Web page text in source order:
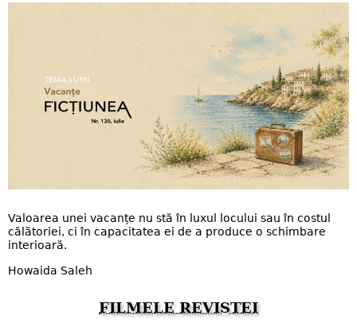
Valoarea unei vacanțe nu stă în luxul locului sau în costul
călătoriei, ci în capacitatea ei de a produce o schimbare
interioară.
Howaida Saleh
FILMELE REVISTEI